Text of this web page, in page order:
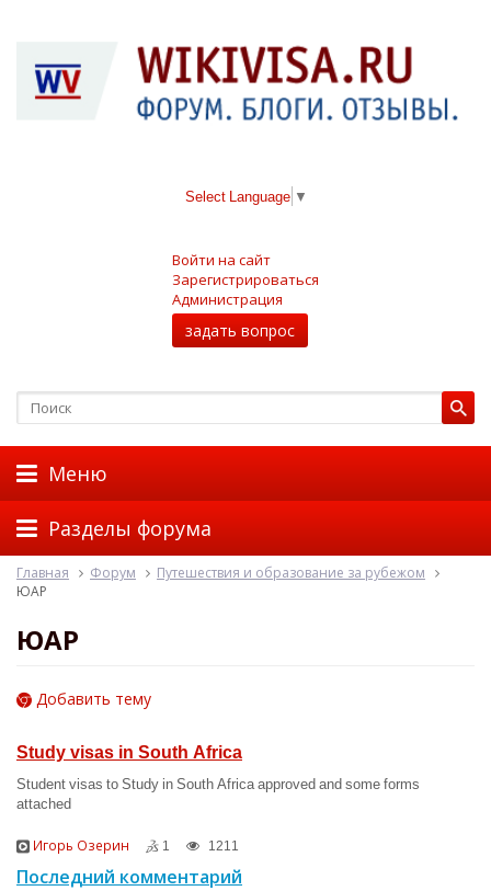
Select Language ▼
Войти на сайт
Зарегистрироваться
Администрация
задать вопрос
Меню
Разделы форума
Главная Форум
Путешествия и образование за рубежом
ЮАР
ЮАР
Добавить тему
Study visas in South Africa
Student visas to Study in South Africa approved and some forms
attached
Игорь Озерин 1 1211
Последний комментарий